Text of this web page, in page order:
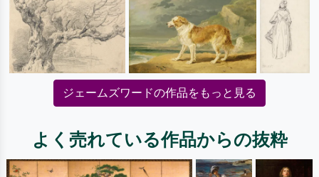
ジェームズワードの作品をもっと見る
よく売れている作品からの抜粋